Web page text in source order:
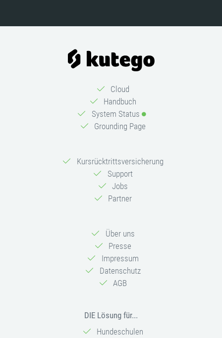
Cloud
Handbuch
System Status
Grounding Page
Kursrücktrittsversicherung
Support
Jobs
Partner
Über uns
Presse
Impressum
Datenschutz
AGB
DIE Lösung für...
Hundeschulen